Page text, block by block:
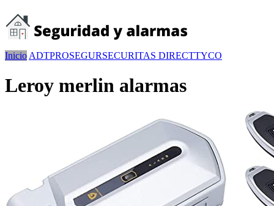
Inicio ADTPROSEGURSECURITAS DIRECTTYCO
Leroy merlin alarmas